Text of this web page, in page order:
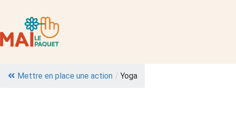
Mettre en place une action / Yoga